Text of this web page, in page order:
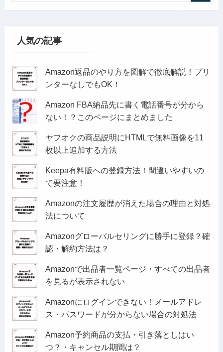
人気の記事
Amazon返品のやり方を図解で徹底解説！プリ
ンターなしでもOK！
Amazon FBA納品先に書く電話番号が分から
ない！？このページにまとめました
ヤフオクの商品説明にHTMLで無料画像を11
枚以上追加する方法
Keepa有料版への登録方法！間違いやすいの
で要注意！
Amazonの注文履歴が消えた場合の理由と対処
法について
Amazonグローバルセリングに勝手に登録？確
認・解約方法は？
Amazonで出品者一覧ページ・すべての出品者
を見るが表示されない
Amazonにログインできない！メールアドレ
ス・パスワードが分からない場合の対処法
Amazon予約商品の支払・引き落としはい
つ？・キャンセル期間は？